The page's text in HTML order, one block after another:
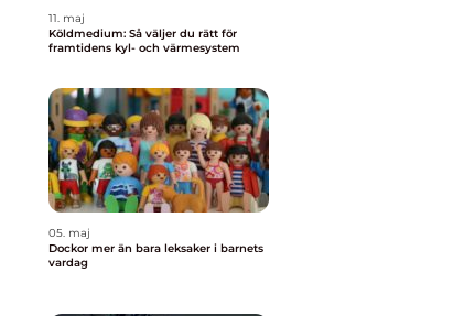
11. maj
Köldmedium: Så väljer du rätt för
framtidens kyl- och värmesystem
05. maj
Dockor mer än bara leksaker i barnets
vardag